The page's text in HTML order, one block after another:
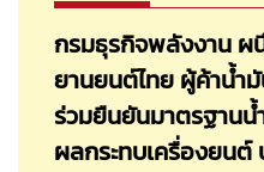
กรมธุรกิจพลังงาน
ยานยนต์ไทย ผู้ค้าน้ำ
ร่วมยืนยันมาตรฐานน้
ผลกระทบเครื่องยนต์